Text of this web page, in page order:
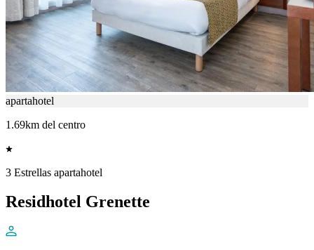
apartahotel
1.69km del centro
3 Estrellas apartahotel
Residhotel Grenette